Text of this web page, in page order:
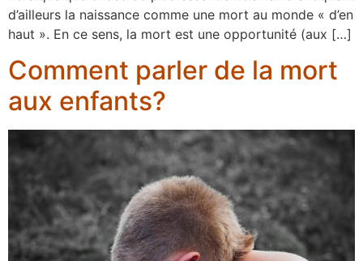
d’ailleurs la naissance comme une mort au monde « d’en
haut ». En ce sens, la mort est une opportunité (aux […]
Comment parler de la mort
aux enfants?